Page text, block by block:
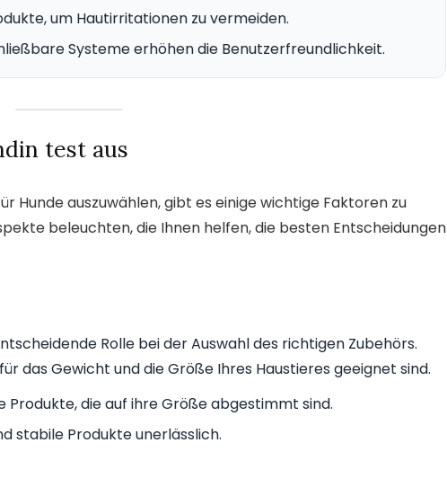
um Hautirritationen zu vermeiden.
Systeme erhöhen die Benutzerfreundlichkeit.
test aus
Hunde auszuwählen, gibt es einige wichtige Faktoren zu
beleuchten, die Ihnen helfen, die besten Entscheidungen
Rolle bei der Auswahl des richtigen Zubehörs.
das Gewicht und die Größe Ihres Haustieres geeignet sind.
Produkte, die auf ihre Größe abgestimmt sind.
stabile Produkte unerlässlich.